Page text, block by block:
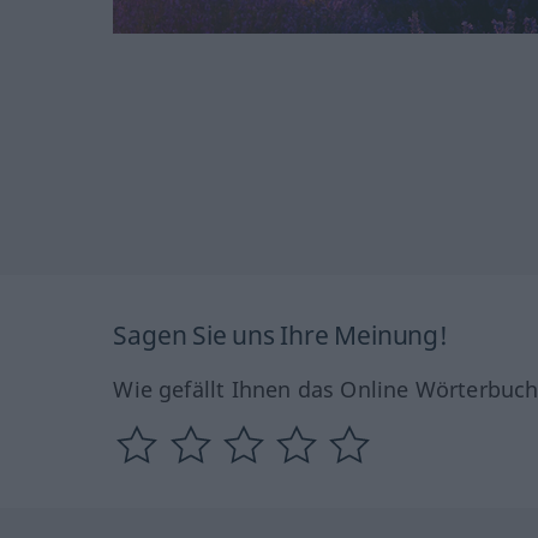
Sagen Sie uns Ihre Meinung!
Wie gefällt Ihnen das Online